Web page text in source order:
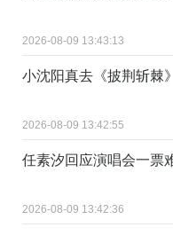
2026-08-09 13:43:13
小沈阳真去《披荆斩棘
2026-08-09 13:42:55
任素汐回应演唱会一票
2026-08-09 13:42:36